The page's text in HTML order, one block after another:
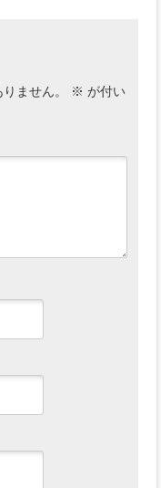
ません。 ※ が付い